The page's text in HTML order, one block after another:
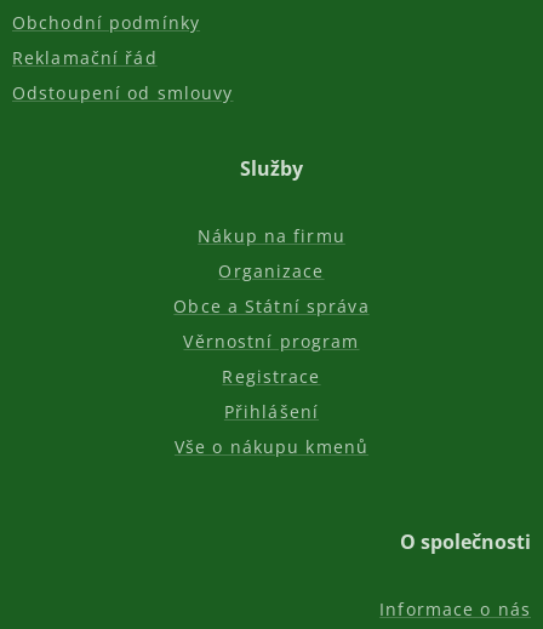
Obchodní podmínky
Reklamační řád
Odstoupení od smlouvy
Služby
Nákup na firmu
Organizace
Obce a Státní správa
Věrnostní program
Registrace
Přihlášení
Vše o nákupu kmenů
O společnosti
Informace o nás